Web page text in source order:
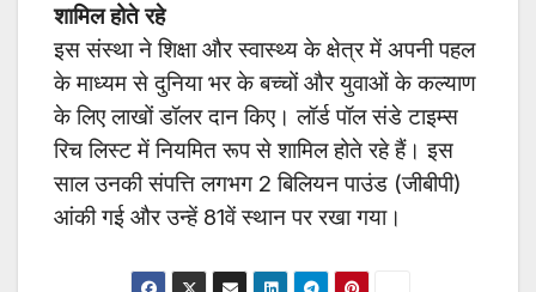
शामिल होते रहे
इस संस्था ने शिक्षा और स्वास्थ्य के क्षेत्र में अपनी पहल
के माध्यम से दुनिया भर के बच्चों और युवाओं के कल्याण
के लिए लाखों डॉलर दान किए। लॉर्ड पॉल संडे टाइम्स
रिच लिस्ट में नियमित रूप से शामिल होते रहे हैं। इस
साल उनकी संपत्ति लगभग 2 बिलियन पाउंड (जीबीपी)
आंकी गई और उन्हें 81वें स्थान पर रखा गया।